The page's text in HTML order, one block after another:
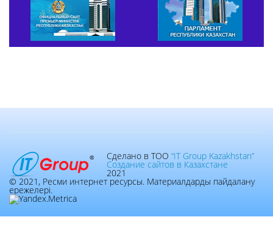
Сделано в ТОО “IT Group Kazakhstan”
Создание сайтов в Казахстане
2021
© 2021, Ресми интернет ресурсы. Материалдарды пайдалану
ережелері.